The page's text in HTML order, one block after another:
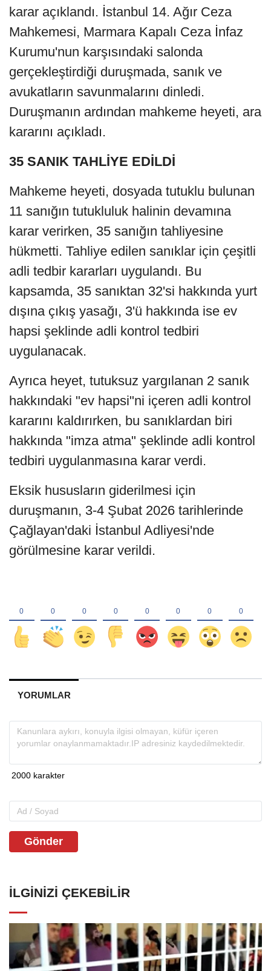
karar açıklandı. İstanbul 14. Ağır Ceza
Mahkemesi, Marmara Kapalı Ceza İnfaz
Kurumu'nun karşısındaki salonda
gerçekleştirdiği duruşmada, sanık ve
avukatların savunmalarını dinledi.
Duruşmanın ardından mahkeme heyeti, ara
kararını açıkladı.
35 SANIK TAHLİYE EDİLDİ
Mahkeme heyeti, dosyada tutuklu bulunan
11 sanığın tutukluluk halinin devamına
karar verirken, 35 sanığın tahliyesine
hükmetti. Tahliye edilen sanıklar için çeşitli
adli tedbir kararları uygulandı. Bu
kapsamda, 35 sanıktan 32'si hakkında yurt
dışına çıkış yasağı, 3'ü hakkında ise ev
hapsi şeklinde adli kontrol tedbiri
uygulanacak.
Ayrıca heyet, tutuksuz yargılanan 2 sanık
hakkındaki "ev hapsi"ni içeren adli kontrol
kararını kaldırırken, bu sanıklardan biri
hakkında "imza atma" şeklinde adli kontrol
tedbiri uygulanmasına karar verdi.
Eksik hususların giderilmesi için
duruşmanın, 3-4 Şubat 2026 tarihlerinde
Çağlayan'daki İstanbul Adliyesi'nde
görülmesine karar verildi.
YORUMLAR
Gönder
İLGINIZI ÇEKEBILIR